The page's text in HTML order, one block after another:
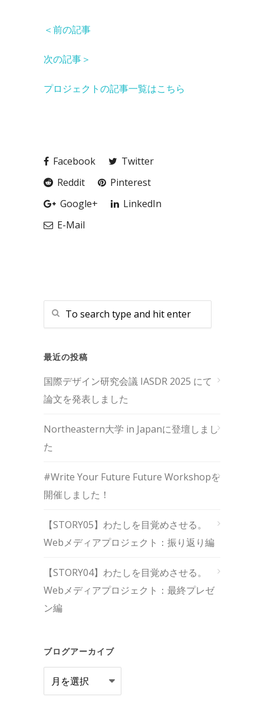
＜前の記事
次の記事＞
プロジェクトの記事一覧はこちら
Facebook
Twitter
Reddit
Pinterest
Google+
LinkedIn
E-Mail
最近の投稿
国際デザイン研究会議 IASDR 2025 にて
論文を発表しました
Northeastern大学 in Japanに登壇しまし
た
#Write Your Future Future Workshopを
開催しました！
【STORY05】わたしを目覚めさせる。
Webメディアプロジェクト：振り返り編
【STORY04】わたしを目覚めさせる。
Webメディアプロジェクト：最終プレゼ
ン編
ブログアーカイブ
ロ